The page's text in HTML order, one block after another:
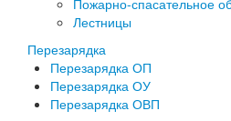
Лестницы
Перезарядка
Перезарядка ОП
Перезарядка ОУ
Перезарядка ОВП